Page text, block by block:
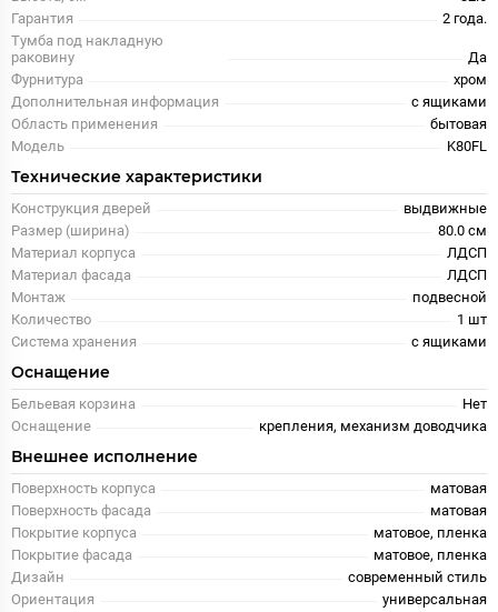
Гарантия
2 года.
Тумба под накладную
раковину
Да
Фурнитура
хром
Дополнительная информация
с ящиками
Область применения
бытовая
Модель
K80FL
Технические характеристики
Конструкция дверей
выдвижные
Размер (ширина)
80.0 см
Материал корпуса
ЛДСП
Материал фасада
ЛДСП
Монтаж
подвесной
Количество
1 шт
Система хранения
с ящиками
Оснащение
Бельевая корзина
Нет
Оснащение
крепления, механизм доводчика
Внешнее исполнение
Поверхность корпуса
матовая
Поверхность фасада
матовая
Покрытие корпуса
матовое, пленка
Покрытие фасада
матовое, пленка
Дизайн
современный стиль
Ориентация
универсальная